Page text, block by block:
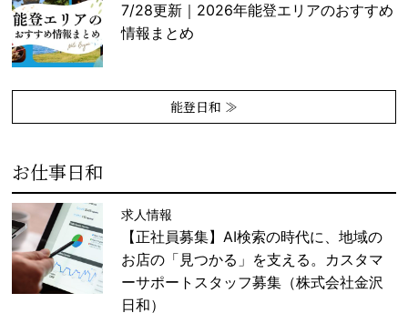
7/28更新｜2026年能登エリアのおすすめ
情報まとめ
能登日和 ≫
お仕事日和
求人情報
【正社員募集】AI検索の時代に、地域の
お店の「見つかる」を支える。カスタマ
ーサポートスタッフ募集（株式会社金沢
日和）